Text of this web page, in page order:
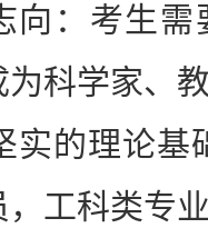
：考生需
科学家、
实的理论基
工科类专